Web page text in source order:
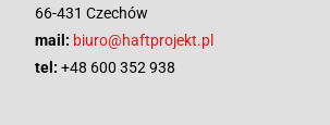
66-431 Czechów
mail: biuro@haftprojekt.pl
tel: +48 600 352 938